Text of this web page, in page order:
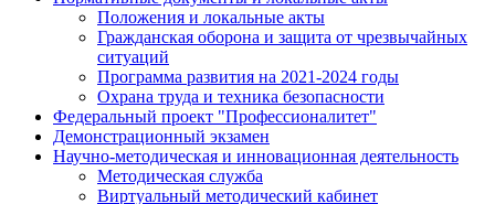
Положения и локальные акты
Гражданская оборона и защита от чрезвычайных
ситуаций
Программа развития на 2021-2024 годы
Охрана труда и техника безопасности
Федеральный проект "Профессионалитет"
Демонстрационный экзамен
Научно-методическая и инновационная деятельность
Методическая служба
Виртуальный методический кабинет